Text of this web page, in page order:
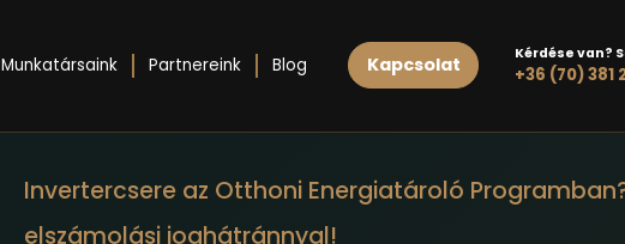
Munkatársaink Partnereink Blog Kapcsolat Kérdése van?
+36 (70) 381
Invertercsere az Otthoni Energiatároló
elszámolási joghátránnyal!